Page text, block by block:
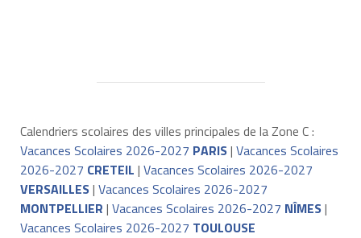
Calendriers scolaires des villes principales de la Zone C :
Vacances Scolaires 2026-2027 PARIS| Vacances Scolaires
2026-2027 CRETEIL | Vacances Scolaires 2026-2027
VERSAILLES| Vacances Scolaires 2026-2027
MONTPELLIER | Vacances Scolaires 2026-2027 NÎMES|
Vacances Scolaires 2026-2027 TOULOUSE